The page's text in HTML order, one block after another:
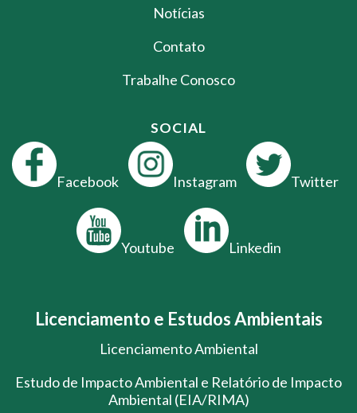
Notícias
Contato
Trabalhe Conosco
SOCIAL
Facebook Instagram Twitter
Youtube Linkedin
Licenciamento e Estudos Ambientais
Licenciamento Ambiental
Estudo de Impacto Ambiental e Relatório de Impacto
Ambiental (EIA/RIMA)